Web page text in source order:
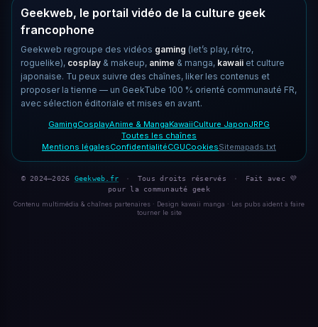
Geekweb, le portail vidéo de la culture geek
francophone
Geekweb regroupe des vidéos gaming (let’s play, rétro,
roguelike), cosplay & makeup, anime & manga, kawaii et culture
japonaise. Tu peux suivre des chaînes, liker les contenus et
proposer la tienne — un GeekTube 100 % orienté communauté FR,
avec sélection éditoriale et mises en avant.
GamingCosplayAnime & MangaKawaiiCulture JaponJRPG
Toutes les chaînes
Mentions légalesConfidentialitéCGUCookiesSitemapads.txt
© 2024–2026 Geekweb.fr · Tous droits réservés ·
Fait avec 💜
pour la communauté geek
Contenu multimédia & chaînes partenaires · Design kawaii manga · Les pubs aident à faire
tourner le site